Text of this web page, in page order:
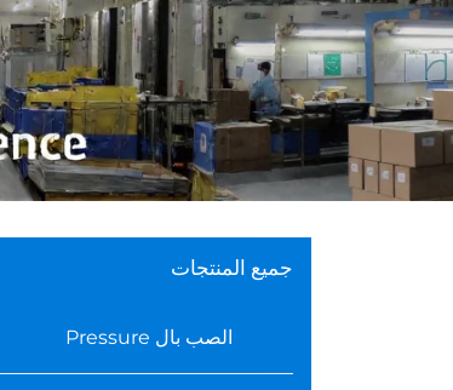
جميع المنتجات
الصب بال Pressure